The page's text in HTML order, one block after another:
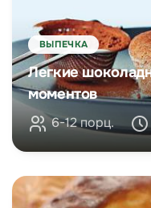
ВЫПЕЧКА
Легкие
моментов
6-12 порц.